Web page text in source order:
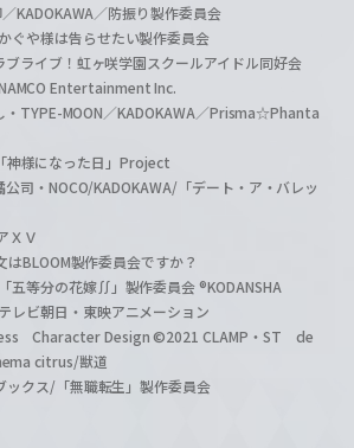
／防振り製作委員会
ぐや様は告らせたい製作委員会
ライブ！虹ヶ咲学園スクールアイドル同好会
Entertainment Inc.
TYPE-MOON／KADOKAWA／Prisma☆Phanta
神様になった日」Project
司・NOCO/KADOKAWA/「デート・ア・バレッ
ＸＶ
BLOOM製作委員会ですか？
五等分の花嫁∬」製作委員会 ®KODANSHA
レビ朝日・東映アニメーション
Character Design ©2021 CLAMP・ST de
citrus/獣道
クス/「無職転生」製作委員会